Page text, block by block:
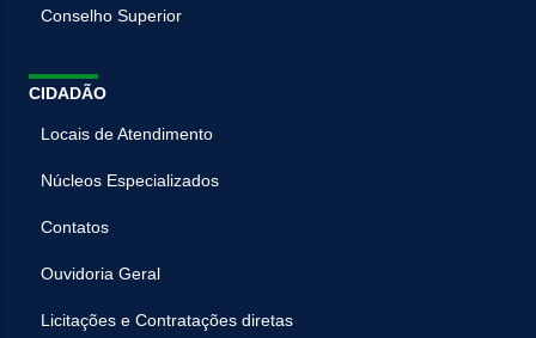
Conselho Superior
CIDADÃO
Locais de Atendimento
Núcleos Especializados
Contatos
Ouvidoria Geral
Licitações e Contratações diretas